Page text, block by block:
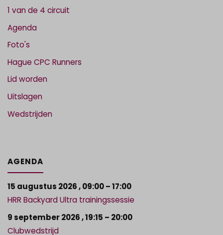
1 van de 4 circuit
Agenda
Foto's
Hague CPC Runners
Lid worden
Uitslagen
Wedstrijden
AGENDA
15 augustus 2026,09:00– 17:00
HRR Backyard Ultra trainingssessie
9 september 2026,19:15 – 20:00
Clubwedstrijd